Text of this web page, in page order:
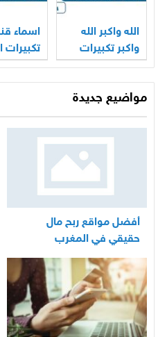
الله واكبر الله
واكبر تكبيرات
العيد بالصوت
2026
اسماء
تكبيرات
2026
مواضيع جديدة
أفضل مواقع ربح مال
حقيقي في المغرب